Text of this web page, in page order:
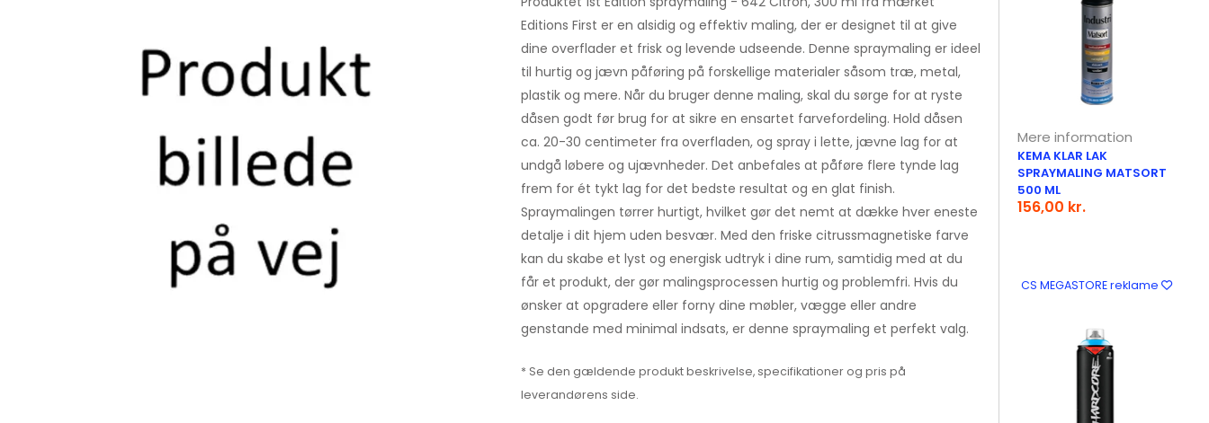
Editions First er en alsidig og effektiv maling, der er designet til at give
dine overflader et frisk og levende udseende. Denne spraymaling er ideel
til hurtig og jævn påføring på forskellige materialer såsom træ, metal,
plastik og mere. Når du bruger denne maling, skal du sørge for at ryste
dåsen godt før brug for at sikre en ensartet farvefordeling. Hold dåsen
ca. 20-30 centimeter fra overfladen, og spray i lette, jævne lag for at
undgå løbere og ujævnheder. Det anbefales at påføre flere tynde lag
frem for ét tykt lag for det bedste resultat og en glat finish.
Spraymalingen tørrer hurtigt, hvilket gør det nemt at dække hver eneste
detalje i dit hjem uden besvær. Med den friske citrussmagnetiske farve
kan du skabe et lyst og energisk udtryk i dine rum, samtidig med at du
får et produkt, der gør malingsprocessen hurtig og problemfri. Hvis du
ønsker at opgradere eller forny dine møbler, vægge eller andre
genstande med minimal indsats, er denne spraymaling et perfekt valg.
* Se den gældende produkt beskrivelse, specifikationer og pris på
leverandørens side.
Mere information
KEMA KLAR LAK
SPRAYMALING MATSORT
500 ML
156,00 kr.
CS MEGASTORE reklame